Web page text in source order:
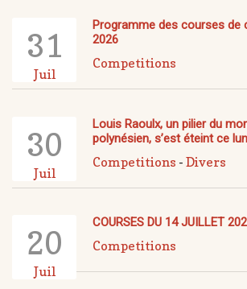
31
Juil
Programme des courses de
2026
Competitions
30
Juil
Louis Raoulx, un pilier du
polynésien, s’est éteint ce
Competitions - Divers
20
Juil
COURSES DU 14 JUILLET
Competitions